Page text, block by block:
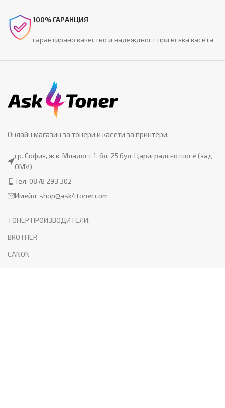
100% ГАРАНЦИЯ
гарантирано качество и надеждност при всяка касета
Онлайн магазин за тонери и касети за принтери.
гр. София, ж.к. Младост 1, бл. 25 бул. Цариградско шосе (зад
OMV)
Тел: 0878 293 302
Имейл: shop@ask4toner.com
ТОНЕР ПРОИЗВОДИТЕЛИ:
BROTHER
CANON